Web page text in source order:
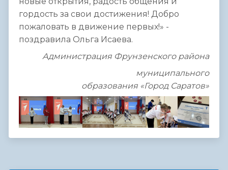
гордость за свои достижения! Добро
пожаловать в движение первых!» -
поздравила Ольга Исаева.
Администрация Фрунзенского района
муниципального
образования «Город Саратов»